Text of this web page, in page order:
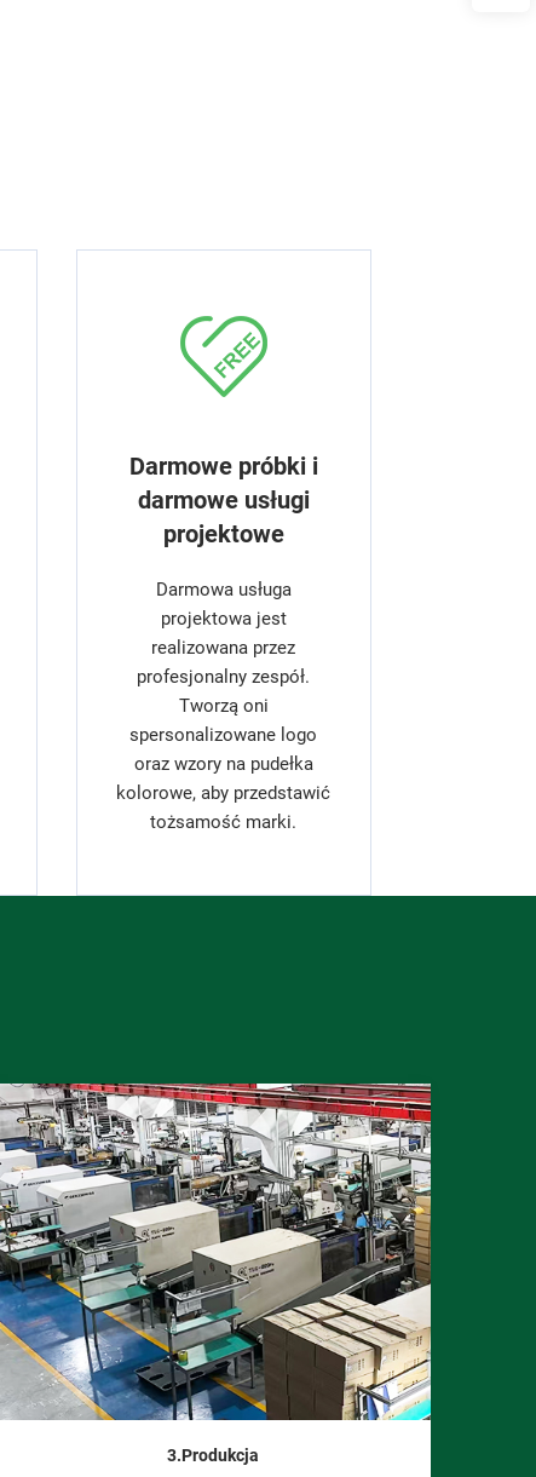
Darmowe próbki i
darmowe usługi
projektowe
Darmowa usługa
projektowa jest
realizowana przez
profesjonalny zespół.
Tworzą oni
spersonalizowane logo
oraz wzory na pudełka
kolorowe, aby przedstawić
tożsamość marki.
3.Produkcja